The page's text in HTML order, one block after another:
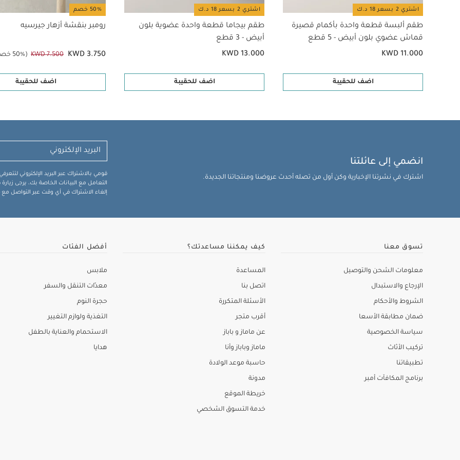
اشتري 2 بسعر 18 د.ك
طقم ألبسة قطعة واحدة بأكمام قصيرة
قماش عضوي بلون أبيض - 5 قطع
KWD 11.000
اضف للحقيبة
اشتري 2 بسعر 18 د.ك
طقم بيجاما قطعة واحدة عضوية بلون
أبيض - 3 قطع
KWD 13.000
اضف للحقيبة
50% خصم
رومبر بنقشة أزهار جيرسيه
KWD 3.750
KWD 7.500 (50% خصم)
اضف للحقيبة
انضمي إلى عائلتنا
اشترك في نشرتنا الإخبارية وكن أول من تصله أحدث عروضنا ومنتجاتنا الجديدة.
قومي بالاشتراك عبر البريد الإلكتروني
التعامل مع البيانات الخاصة بك، يرجى
إلغاء الاشتراك في أي وقت عبر التواصل مع
تسوق معنا
معلومات الشحن والتوصيل
الإرجاع والاستبدال
الشروط والأحكام
ضمان مطابقة الأسعا
سياسة الخصوصية
تركيب الأثاث
تطبيقاتنا
برنامج المكافآت أمبر
كيف يمكننا مساعدتك؟
المساعدة
اتصل بنا
الأسئلة المتكررة
أقرب متجر
عن ماماز و باباز
ماماز وباباز وأنا
حاسبة موعد الولادة
مدونة
خريطة الموقع
خدمة التسوق الشخصي
أفضل الفئات
ملابس
معدّات التنقل والسفر
حجرة النوم
التغذية ولوازم التغيير
الاستحمام والعناية بالطفل
هدايا